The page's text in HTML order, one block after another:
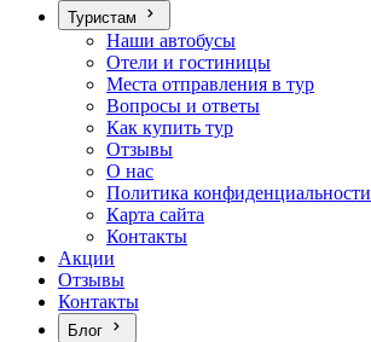
Туристам
Наши автобусы
Отели и гостиницы
Места отправления в тур
Вопросы и ответы
Как купить тур
Отзывы
О нас
Политика конфиденциальности
Карта сайта
Контакты
Акции
Отзывы
Контакты
Блог